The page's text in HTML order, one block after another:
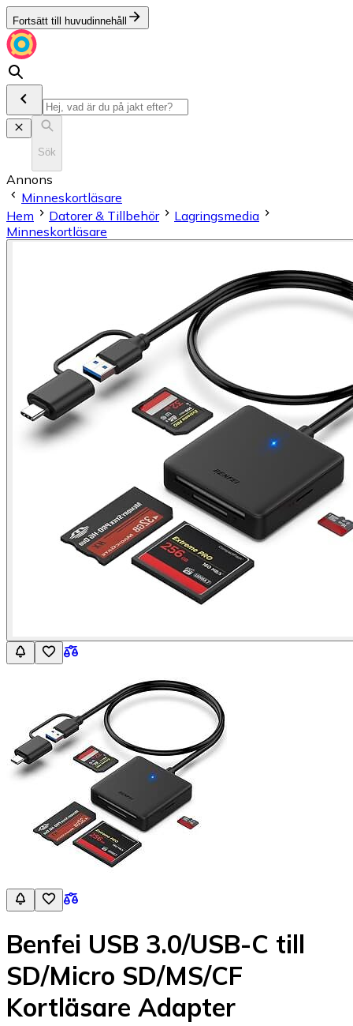
Fortsätt till huvudinnehåll
Sök
Annons
Minneskortläsare
Hem
Datorer & Tillbehör
Lagringsmedia
Minneskortläsare
Benfei USB 3.0/USB-C till
SD/Micro SD/MS/CF
Kortläsare Adapter